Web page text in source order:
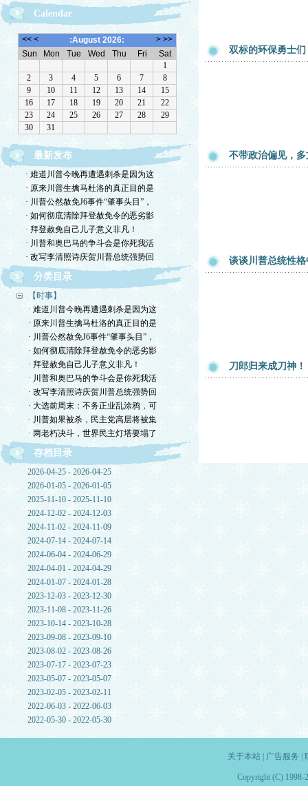
Calendar
最新发布
· 难道川普今晚再遭遇刺杀是因为这
· 原来川普生擒马杜洛的真正目的是
· 川普公然赦免J6事件“肇事头目”，
· 如何彻底清除拜登赦免令的恶劣影
· 拜登赦免自己儿子意义非凡！
· 川普和奥巴马的争斗会是你死我活
· 改写李清照诗庆贺川普总统强势回
分类目录
【时事】
· 难道川普今晚再遭遇刺杀是因为这
· 原来川普生擒马杜洛的真正目的是
· 川普公然赦免J6事件“肇事头目”，
· 如何彻底清除拜登赦免令的恶劣影
· 拜登赦免自己儿子意义非凡！
· 川普和奥巴马的争斗会是你死我活
· 改写李清照诗庆贺川普总统强势回
· 大选前周末：不务正业乱涂鸦，可
· 川普如果被杀，民主党高层将被集
· 两老朽决斗，世界民主灯塔要塌了
存档目录
2026-04-25 - 2026-04-25
2026-01-05 - 2026-01-05
2025-11-10 - 2025-11-10
2024-12-02 - 2024-12-03
2024-11-02 - 2024-11-09
2024-07-14 - 2024-07-14
2024-06-04 - 2024-06-29
2024-04-01 - 2024-04-29
2024-01-07 - 2024-01-28
2023-12-03 - 2023-12-30
2023-11-08 - 2023-11-26
2023-10-14 - 2023-10-28
2023-09-08 - 2023-09-10
2023-08-02 - 2023-08-26
2023-07-17 - 2023-07-23
2023-05-07 - 2023-05-07
2023-02-05 - 2023-02-11
2022-06-03 - 2022-06-03
2022-05-30 - 2022-05-30
双标的环保勇士
不带政治偏见，
谈谈川普总统性
刀郎归来成刀神！
关于本站| 广告服务
Copyright (C) 1998-